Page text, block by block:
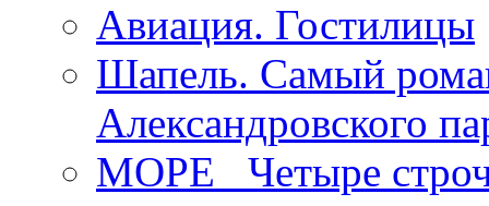
Авиация. Гостилицы
Шапель. Самый
Александровского
МОРЕ _Четыре